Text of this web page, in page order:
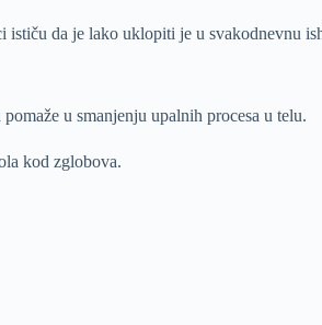
ističu da je lako uklopiti je u svakodnevnu
u smanjenju upalnih procesa u telu.
kod zglobova.